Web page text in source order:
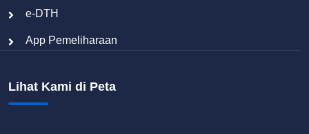
e-DTH
App Pemeliharaan
Lihat Kami di Peta